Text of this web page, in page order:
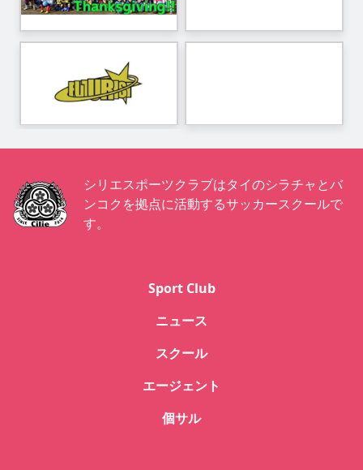
シリエスポーツクラブはタイのシラチャとバ
ンコクを拠点に活動するサッカースクールで
す。
Sport Club
ニュース
スクール
エージェント
個サル